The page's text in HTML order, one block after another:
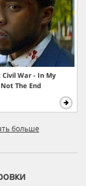
War - In My
The End
больше